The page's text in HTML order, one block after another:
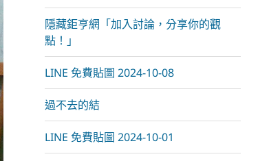
隱藏鉅亨網「加入討論，分享你的觀
點！」
LINE 免費貼圖 2024-10-08
過不去的結
LINE 免費貼圖 2024-10-01